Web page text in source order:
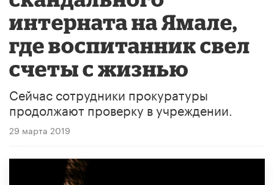
интерната на Ямале,
где воспитанник свел
счеты с жизнью
Сейчас сотрудники прокуратуры
продолжают проверку в учреждении.
29 марта 2019